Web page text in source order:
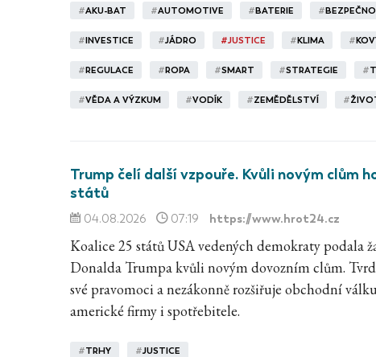
#AKU-BAT #AUTOMOTIVE #BATERIE #
#INVESTICE #JÁDRO #JUSTICE #KLIMA #
#REGULACE #ROPA #SMART #STRATEGIE #
#VĚDA A VÝZKUM #VODÍK #ZEMĚDĚLSTVÍ #
Trump čelí další vzpouře. Kvůli novým clům
států
04.08.2026 07:19 https://www.hrot24.cz
Koalice 25 států USA vedených demokraty podala
Donalda Trumpa kvůli novým dovozním clům.
své pravomoci a nezákonně rozšiřuje obchodní
americké firmy i spotřebitele.
#TRHY #JUSTICE